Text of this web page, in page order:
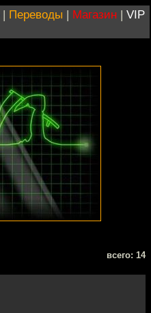
| Переводы | Магазин | VIP
всего: 14